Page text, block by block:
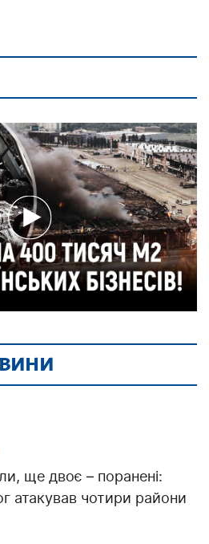
ще двоє – поранені:
атакував чотири райони